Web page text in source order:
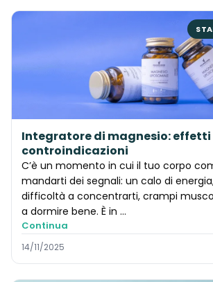
Integratore di magnesio:
controindicazioni
C’è un momento in cui il tuo corpo
mandarti dei segnali: un calo di
difficoltà a concentrarti, crampi
a dormire bene. È in …
Continua
14/11/2025